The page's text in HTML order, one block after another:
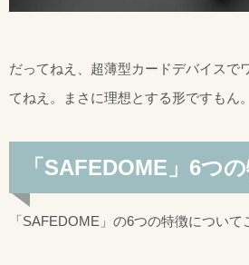
だってねえ、超薄型カードデバイスで
てねえ。まさに理想とする形ですもん。
「SAFEDOME」6つ
「SAFEDOME」の6つの特徴について